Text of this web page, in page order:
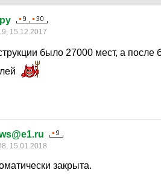
15.12.2017
было 27000 мест, а
15.01.2018
закрыта.